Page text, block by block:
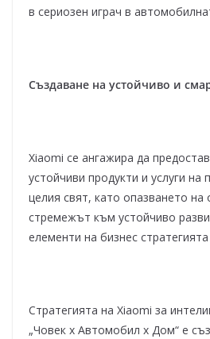
в сериозен играч в
Създаване на устойчиво и
Xiaomi се ангажира да
устойчиви продукти и услуги на
целия свят, като опазването на
стремежът към устойчиво
елементи на бизнес
Стратегията на Xiaomi за
„Човек x Автомобил x Дом“ е